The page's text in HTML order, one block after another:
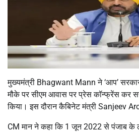
मुख्यमंत्री Bhagwant Mann ने ‘आप’
मौके पर सीएम आवास पर प्रेस कॉन्फ्रेंस कर
किया। इस दौरान कैबिनेट मंत्री Sanjeev
CM मान ने कहा कि 1 जून 2022 से पंजाब के